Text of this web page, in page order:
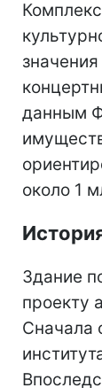
данным
около 1
Здание
проекту
Сначала